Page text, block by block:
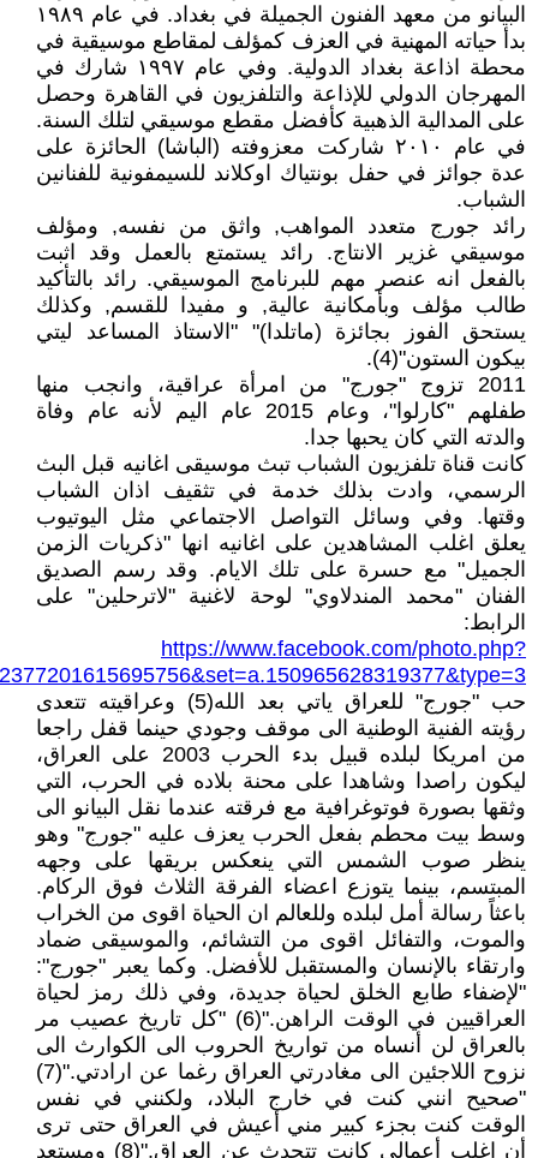
البيانو من معهد الفنون الجميلة في بغداد. في عام ١٩٨٩
بدأ حياته المهنية في العزف كمؤلف لمقاطع موسيقية في
محطة اذاعة بغداد الدولية. وفي عام ١٩٩٧ شارك في
المهرجان الدولي للإذاعة والتلفزيون في القاهرة وحصل
على المدالية الذهبية كأفضل مقطع موسيقي لتلك السنة.
في عام ٢٠١٠ شاركت معزوفته (الباشا) الحائزة على
عدة جوائز في حفل بونتياك اوكلاند للسيمفونية للفنانين
الشباب.
رائد جورج متعدد المواهب, واثق من نفسه, ومؤلف
موسيقي غزير الانتاج. رائد يستمتع بالعمل وقد اثبت
بالفعل انه عنصر مهم للبرنامج الموسيقي. رائد بالتأكيد
طالب مؤلف وبأمكانية عالية, و مفيدا للقسم, وكذلك
يستحق الفوز بجائزة (ماتلدا)" "الاستاذ المساعد ليتي
بيكون الستون"(4).
2011 تزوج "جورج" من امرأة عراقية، وانجب منها
طفلهم "كارلوا"، وعام 2015 عام اليم لأنه عام وفاة
والدته التي كان يحبها جدا.
كانت قناة تلفزيون الشباب تبث موسيقى اغانيه قبل البث
الرسمي، وادت بذلك خدمة في تثقيف اذان الشباب
وقتها. وفي وسائل التواصل الاجتماعي مثل اليوتيوب
يعلق اغلب المشاهدين على اغانيه انها "ذكريات الزمن
الجميل" مع حسرة على تلك الايام. وقد رسم الصديق
الفنان "محمد المندلاوي" لوحة لاغنية "لاترحلين" على
الرابط:
https://www.facebook.com/photo.php?
حب "جورج" للعراق ياتي بعد الله(5) وعراقيته تتعدى
رؤيته الفنية الوطنية الى موقف وجودي حينما قفل راجعا
من امريكا لبلده قبيل بدء الحرب 2003 على العراق،
ليكون راصدا وشاهدا على محنة بلاده في الحرب، التي
وثقها بصورة فوتوغرافية مع فرقته عندما نقل البيانو الى
وسط بيت محطم بفعل الحرب يعزف عليه "جورج" وهو
ينظر صوب الشمس التي ينعكس بريقها على وجهه
المبتسم، بينما يتوزع اعضاء الفرقة الثلاث فوق الركام.
باعثاً رسالة أمل لبلده وللعالم ان الحياة اقوى من الخراب
والموت، والتفائل اقوى من التشائم، والموسيقى ضماد
وارتقاء بالإنسان والمستقبل للأفضل. وكما يعبر "جورج":
"لإضفاء طابع الخلق لحياة جديدة، وفي ذلك رمز لحياة
العراقيين في الوقت الراهن."(6) "كل تاريخ عصيب مر
بالعراق لن أنساه من تواريخ الحروب الى الكوارث الى
نزوح اللاجئين الى مغادرتي العراق رغما عن ارادتي."(7)
"صحيح انني كنت في خارج البلاد، ولكنني في نفس
الوقت كنت بجزء كبير مني أعيش في العراق حتى ترى
أن اغلب أعمالي كانت تتحدث عن العراق."(8) ومستعد